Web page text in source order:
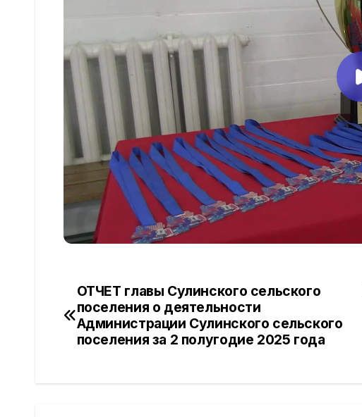
Навигация
по
ОТЧЕТ главы Сулинского сельского
поселения о деятельности
Администрации Сулинского сельского
поселения за 2 полугодие 2025 года